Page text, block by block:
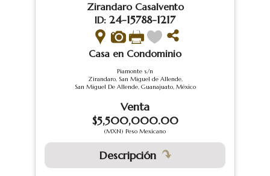
Zirandaro Casalvento
ID: 24-15788-1217
Casa en Condominio
Piamonte s/n
Zirandaro, San Miguel de Allende,
San Miguel De Allende, Guanajuato, México
Venta
$5,500,000.00
(MXN) Peso Mexicano
Descripción